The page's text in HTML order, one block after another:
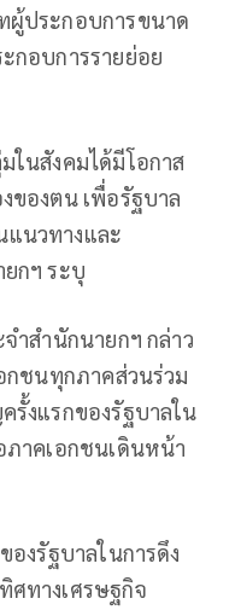
ประกอบการขนาด
กอบการรายย่อย
ในสังคมได้มีโอกาส
ของตน เพื่อรัฐบาล
แนวทางและ
กฯ ระบุ
ำสำนักนายกฯ กล่าว
กชนทุกภาคส่วนร่วม
รั้งแรกของรัฐบาลใน
ภาคเอกชนเดินหน้า
องรัฐบาลในการดึง
ศทางเศรษฐกิจ